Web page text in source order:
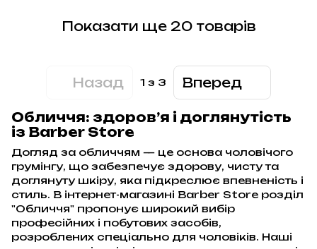
Показати ще 20 товарів
Назад 1 з 3 Вперед
Обличчя: здоров’я і доглянутість
із Barber Store
Догляд за обличчям — це основа чоловічого
грумінгу, що забезпечує здорову, чисту та
доглянуту шкіру, яка підкреслює впевненість і
стиль. В інтернет-магазині Barber Store розділ
"Обличчя" пропонує широкий вибір
професійних і побутових засобів,
розроблених спеціально для чоловіків. Наші